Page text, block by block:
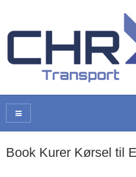
Book Kurer Kørsel til